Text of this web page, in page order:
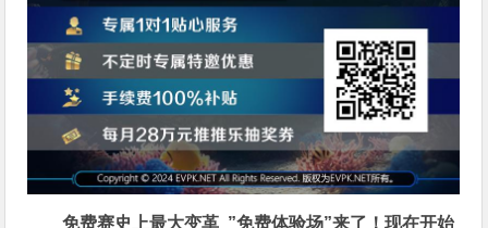
免费赛史上最大变革 ”免费体验场”来了！现在开始